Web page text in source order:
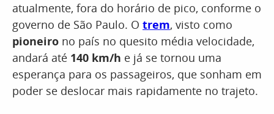
atualmente, fora do horário de pico, conforme o
governo de São Paulo. O trem, visto como
pioneiro no país no quesito média velocidade,
andará até 140 km/h e já se tornou uma
esperança para os passageiros, que sonham em
poder se deslocar mais rapidamente no trajeto.